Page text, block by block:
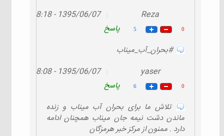
Reza
1395/06/07 - 08:18
0
5
پاسخ
#بحران_آب_میناب
yaser
1395/06/07 - 08:08
0
6
پاسخ
تلاش ما برای بحران آب میناب و زنده
ماندن دشت نیمه جان میناب همچنان ادامه
دارد . ممنون از مرکز خبر هرمزگان